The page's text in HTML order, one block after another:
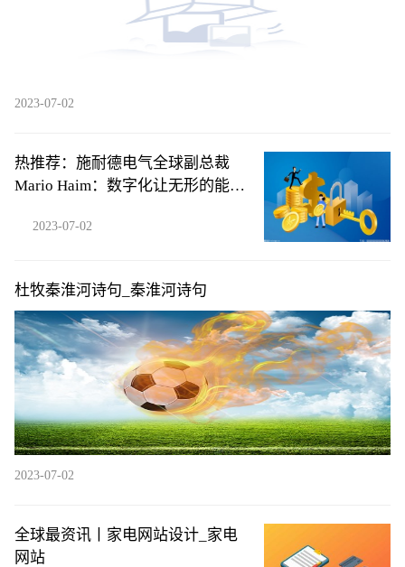
2023-07-02
热推荐：施耐德电气全球副总裁
Mario Haim：数字化让无形的能源
2023-07-02
杜牧秦淮河诗句_秦淮河诗句
2023-07-02
全球最资讯丨家电网站设计_家电
网站